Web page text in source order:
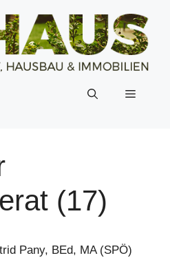
Menü
(17)
Pany, BEd, MA (SPÖ)